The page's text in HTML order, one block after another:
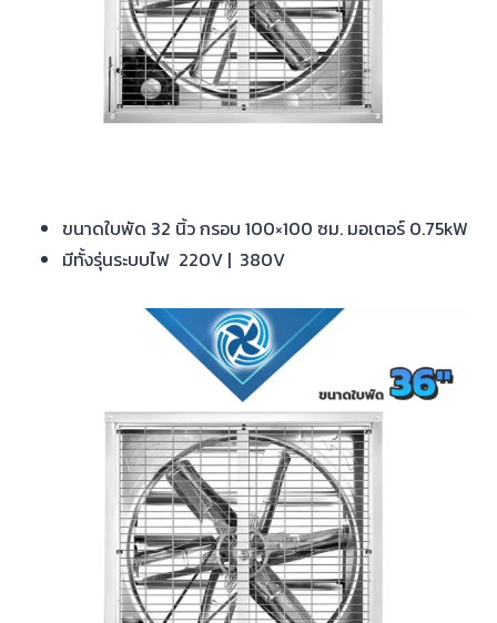
ขนาดใบพัด 32 นิ้ว กรอบ 100×100 ซม. มอเตอร์ 0.75kW
มีทั้งรุ่นระบบไฟ 220V | 380V